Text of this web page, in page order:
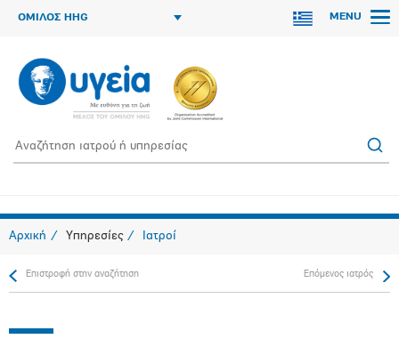
ΟΜΙΛΟΣ HHG MENU
Αρχική Υπηρεσίες Ιατροί
Επιστροφή στην αναζήτηση Επόμενος ιατρός